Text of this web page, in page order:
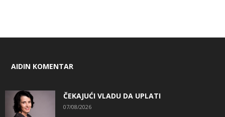
AIDIN KOMENTAR
ČEKAJUĆI VLADU DA UPLATI
07/08/2026